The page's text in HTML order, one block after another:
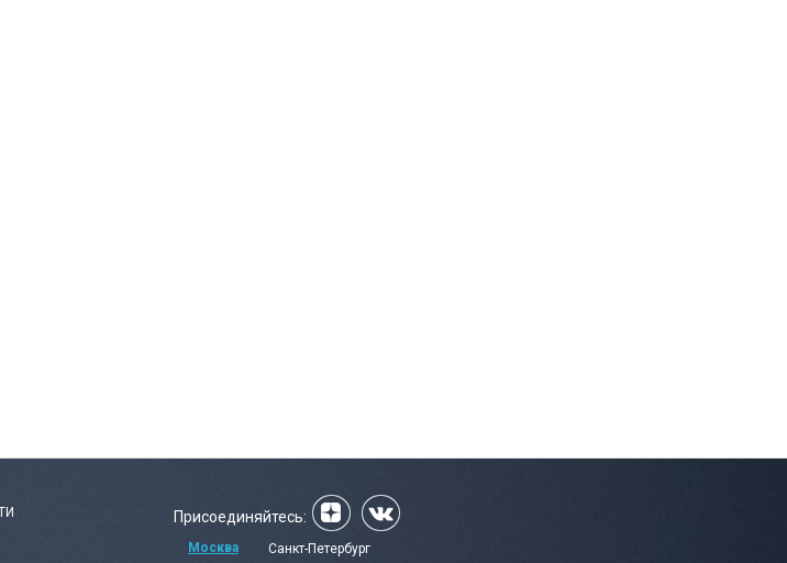
Присоединяйтесь:
Москва Санкт-Петербург